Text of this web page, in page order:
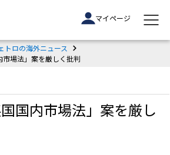
マイページ
ロの海外ニュース
場法」案を厳しく批判
国内市場法」案を厳し